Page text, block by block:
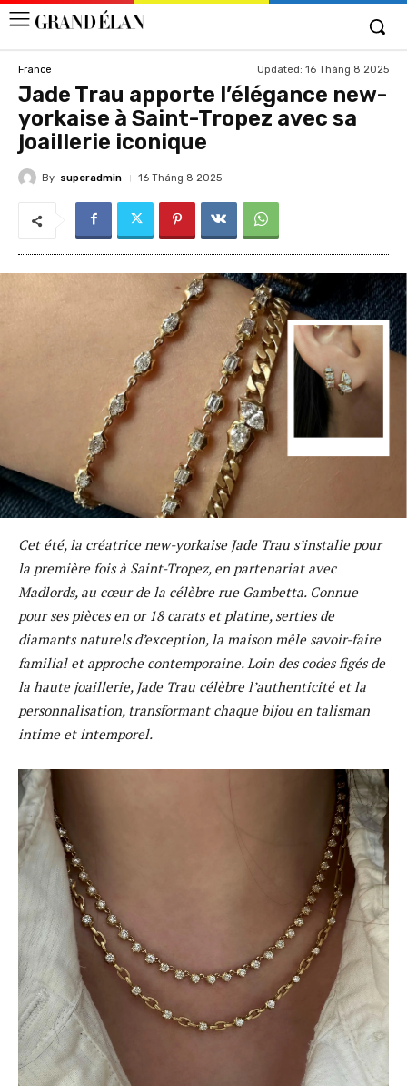
France Updated: 16 Tháng 8 2025
Jade Trau apporte l’élégance new-
yorkaise à Saint-Tropez avec sa
joaillerie iconique
By superadmin 16 Tháng 8 2025
Cet été, la créatrice new-yorkaise Jade Trau s’installe pour
la première fois à Saint-Tropez, en partenariat avec
Madlords, au cœur de la célèbre rue Gambetta. Connue
pour ses pièces en or 18 carats et platine, serties de
diamants naturels d’exception, la maison mêle savoir-faire
familial et approche contemporaine. Loin des codes figés de
la haute joaillerie, Jade Trau célèbre l’authenticité et la
personnalisation, transformant chaque bijou en talisman
intime et intemporel.